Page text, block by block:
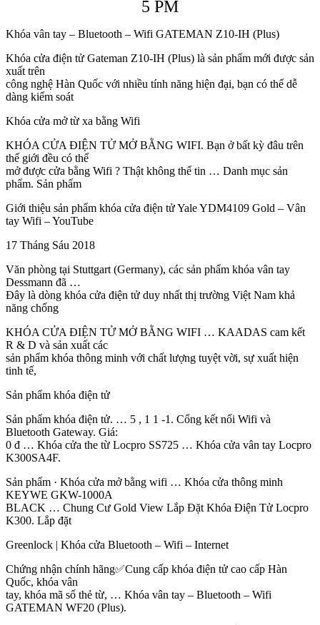
5 PM
Khóa vân tay – Bluetooth – Wifi GATEMAN Z10-IH (Plus)
Khóa cửa điện tử Gateman Z10-IH (Plus) là sản phẩm mới được sản
xuất trên
công nghệ Hàn Quốc với nhiều tính năng hiện đại, bạn có thể dễ
dàng kiểm soát
Khóa cửa mở từ xa bằng Wifi
KHÓA CỬA ĐIỆN TỬ MỞ BẰNG WIFI. Bạn ở bất kỳ đâu trên
thế giới đều có thể
mở được cửa bằng Wifi ? Thật không thể tin … Danh mục sản
phẩm. Sản phẩm
Giới thiệu sản phẩm khóa cửa điện tử Yale YDM4109 Gold – Vân
tay Wifi – YouTube
17 Tháng Sáu 2018
Văn phòng tại Stuttgart (Germany), các sản phẩm khóa vân tay
Dessmann đã …
Đây là dòng khóa cửa điện tử duy nhất thị trường Việt Nam khả
năng chống
KHÓA CỬA ĐIỆN TỬ MỞ BẰNG WIFI … KAADAS cam kết
R & D và sản xuất các
sản phẩm khóa thông minh với chất lượng tuyệt vời, sự xuất hiện
tinh tế,
Sản phẩm khóa điện tử
Sản phẩm khóa điện tử. … 5 , 1 1 -1. Cổng kết nối Wifi và
Bluetooth Gateway. Giá:
0 đ … Khóa cửa the từ Locpro SS725 … Khóa cửa vân tay Locpro
K300SA4F.
Sản phẩm · Khóa cửa mở bằng wifi … Khóa cửa thông minh
KEYWE GKW-1000A
BLACK … Chung Cư Gold View Lắp Đặt Khóa Điện Tử Locpro
K300. Lắp đặt
Greenlock | Khóa cửa Bluetooth – Wifi – Internet
Chứng nhận chính hãng✅Cung cấp khóa điện tử cao cấp Hàn
Quốc, khóa vân
tay, khóa mã số thẻ từ, … Khóa vân tay – Bluetooth – Wifi
GATEMAN WF20 (Plus).